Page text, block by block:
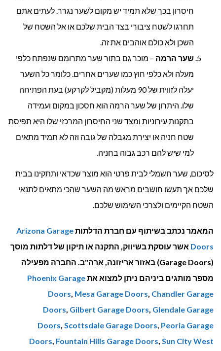
חיסרון בכך שלא תמיד יש מקום לשער נגרר. לעתים אתם
תחרגו לשטח ציבורי בצד הבית שלכם או אל השטח של
השכן ולא כולם אוהבים את זה.
שער הרמה – מוכר גם בתור שער מתרומם שנפתח כלפי
מעלה ולא כלפי חוץ כמו שערים אחרים. כלומר כל השער
יעלה לזווית של 90 מעלות (מקביל לקרקע) בעת הפתיחה
שלו. היתרון של שער הרמה הוא חסכון במקום ועמידה
בתקנות עירוניות ומצד שני החיסרון המרכזי שלו היא תפיסת
שטח חניה או יצירת מגבלה של גובה וזה לא תמיד מתאים
למי שיש להם רכב גבוה בחניה.
לסיכום, שער חשמלי לבית פרטי הוא מוצר שכדאי ותתקינו בבית
שלכם אך תעשו חושבים מראש מה השער שהכי מתאים לתנאי
השטח הקיימים ולצרכי השימוש שלכם.
המאמר נכתב בשיתוף עם חברת הדלתותArizona Garage
Doors אשר עוסקת בשיווק, התקנה או תיקון של דלתות מוסך
(Garage Doors) באזור אריזונה, ארה"ב. החברה מפעילה
מספר מותגים ביניהם ניתן למצוא אתPhoenix Garage
Doors, Mesa Garage Doors, Chandler Garage
Doors, Gilbert Garage Doors, Glendale Garage
Doors, Scottsdale Garage Doors, Peoria Garage
Doors, Fountain Hills Garage Doors, Sun City West